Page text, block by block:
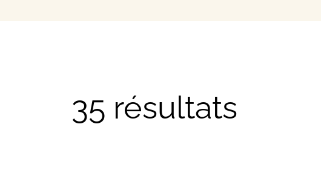
Les bons plans et actualités du
35 résultats